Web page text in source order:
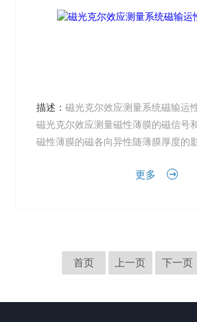
描述：磁光克尔效应测量系统磁输运
磁光克尔效应测量磁性薄膜的磁信号
磁性薄膜的磁各向异性随薄膜厚度的
更多
首页 上一页 下一页